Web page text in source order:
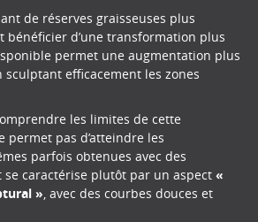
de réserves graisseuses plus
bénéficier d’une transformation plus
permet une augmentation plus
efficacement les zones
les limites de cette
permet pas d’atteindre les
parfois obtenues avec des
caractérise plutôt par un aspect «
», avec des courbes douces et